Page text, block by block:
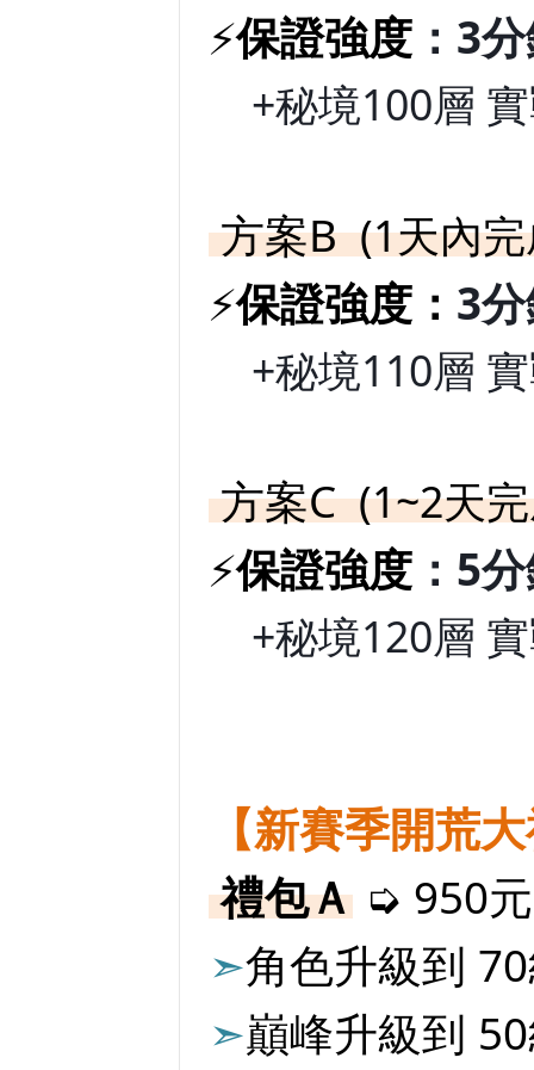
⚡保證強度 ：3
+秘境100層
方案B (1天內
⚡保證強度 ： 3
+秘境110層
方案C (1~2天
⚡保證強度 ：5
+秘境120層
【新賽季開荒
禮包Ａ ➭ 950元
➣角色升級到
➣巔峰升級到